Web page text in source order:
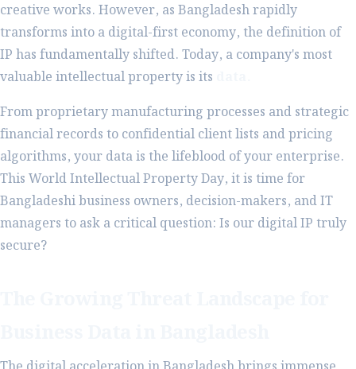
creative works. However, as Bangladesh rapidly
transforms into a digital-first economy, the definition of
IP has fundamentally shifted. Today, a company's most
valuable intellectual property is its
From proprietary manufacturing processes and strategic
financial records to confidential client lists and pricing
algorithms, your data is the lifeblood of your enterprise.
This World Intellectual Property Day, it is time for
Bangladeshi business owners, decision-makers, and IT
managers to ask a critical question: Is our digital IP truly
secure?